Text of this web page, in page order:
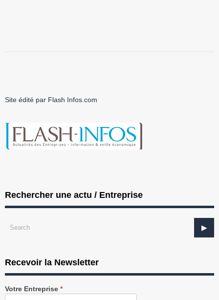
Site édité par Flash Infos.com
Rechercher une actu / Entreprise
Recevoir la Newsletter
Recevez
notre
Votre Entreprise *